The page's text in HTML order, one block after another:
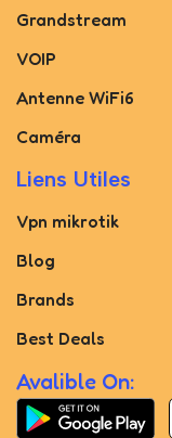
Grandstream
VOIP
Antenne WiFi6
Caméra
Liens Utiles
Vpn mikrotik
Blog
Brands
Best Deals
Avalible On: